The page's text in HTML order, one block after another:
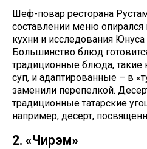
Шеф-повар ресторана
составлении меню опирался
кухни и исследования Юнуса
Большинство блюд
традиционные блюда, такие
суп, и адаптированные – в
заменили перепелкой.
традиционные татарские
например, десерт,
2. «Чирэм»